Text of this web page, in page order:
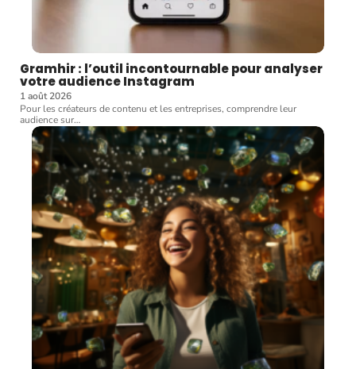
Gramhir : l’outil incontournable pour analyser
votre audience Instagram
1 août 2026
Pour les créateurs de contenu et les entreprises, comprendre leur
audience sur…